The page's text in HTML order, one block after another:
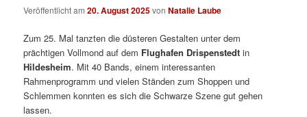
Veröffentlicht am20. August 2025vonNatalie Laube
Zum 25. Mal tanzten die düsteren Gestalten unter dem
prächtigen Vollmond auf dem Flughafen Drispenstedt in
Hildesheim. Mit 40 Bands, einem interessanten
Rahmenprogramm und vielen Ständen zum Shoppen und
Schlemmen konnten es sich die Schwarze Szene gut gehen
lassen.